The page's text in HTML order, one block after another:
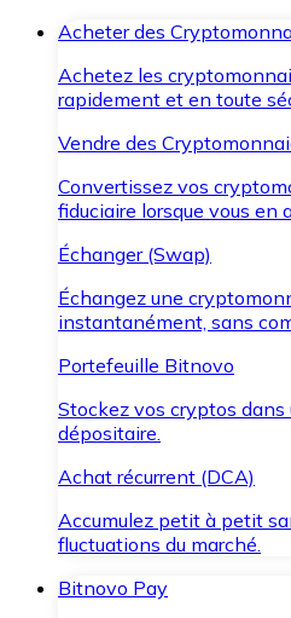
Acheter des
Achetez les
rapidement et en toute
Vendre des
Convertissez vos
fiduciaire lorsque vous en
Échanger (Swap)
Échangez une
instantanément, sans
Portefeuille Bitnovo
Stockez vos cryptos
dépositaire.
Achat récurrent (DCA)
Accumulez petit à petit
fluctuations du marché.
Bitnovo Pay